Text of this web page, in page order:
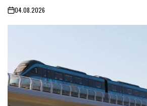
on04.08.2026